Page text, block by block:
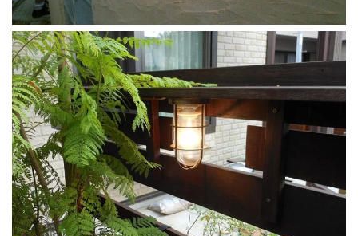
リーベプロについて
スタッフ紹介
会社概要
その他サービス
デッキ施工店募集
輸入代行サービス